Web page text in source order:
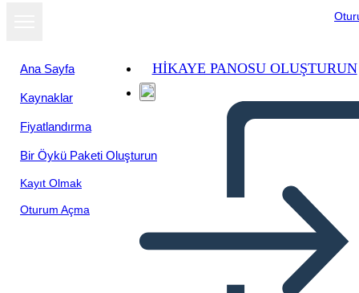
Ana Sayfa
Kaynaklar
Fiyatlandırma
Bir Öykü Paketi Oluşturun
Kayıt Olmak
Oturum Açma
HIKAYE PANOSU OLUŞTURUN